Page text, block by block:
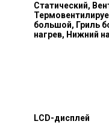
Статический,
большой, Гриль
нагрев, Нижний
LCD-дисплей